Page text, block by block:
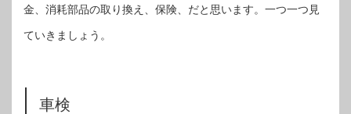
金、消耗部品の取り換え、保険、だと思います。一つ一つ見
ていきましょう。
車検